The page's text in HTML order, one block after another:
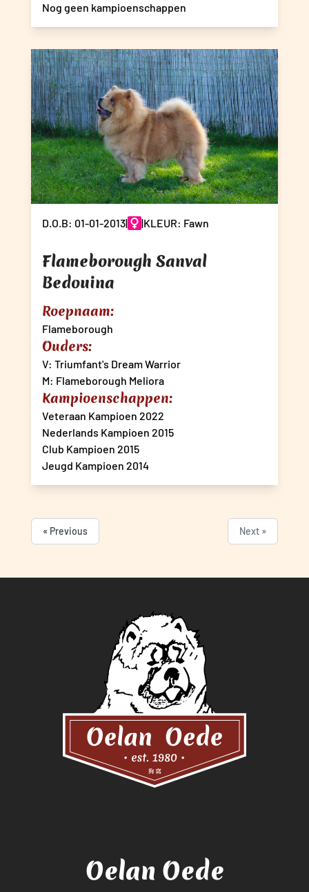
Nog geen kampioenschappen
D.O.B: 01-01-2013| |KLEUR: Fawn
Flameborough Sanval
Bedouina
Roepnaam:
Flameborough
Ouders:
V: Triumfant's Dream Warrior
M: Flameborough Meliora
Kampioenschappen:
Veteraan Kampioen 2022
Nederlands Kampioen 2015
Club Kampioen 2015
Jeugd Kampioen 2014
« Previous Next »
Oelan Oede